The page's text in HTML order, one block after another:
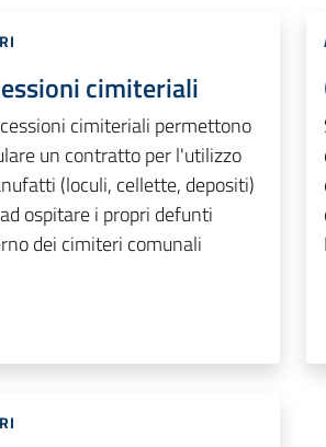
cimiteriali
cimiteriali permettono
un contratto per l'utilizzo
(loculi, cellette, depositi)
ospitare i propri defunti
dei cimiteri comunali